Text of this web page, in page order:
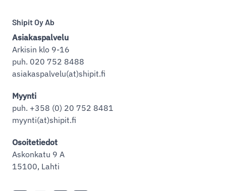
Shipit Oy Ab
Asiakaspalvelu
Arkisin klo 9-16
puh. 020 752 8488
asiakaspalvelu(at)shipit.fi
Myynti
puh. +358 (0) 20 752 8481
myynti(at)shipit.fi
Osoitetiedot
Askonkatu 9 A
15100, Lahti